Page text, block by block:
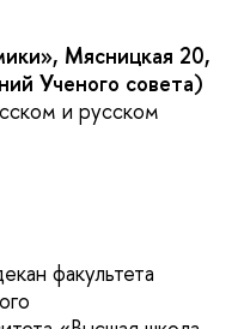
Мясницкая 20,
Ученого совета)
и русском
факультета